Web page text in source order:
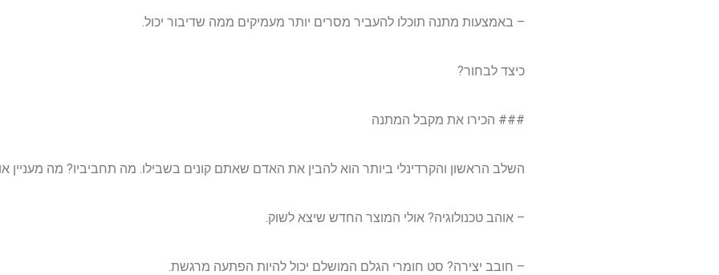
– באמצעות מתנה תוכלו להעביר מסרים יותר מעמיקים ממה שדיבור יכול.
כיצד לבחור?
### הכירו את מקבל המתנה
השלב הראשון והקרדינלי ביותר הוא להבין את האדם שאתם קונים בשבילו. מה תחביביו? מה מעניין
– אוהב טכנולוגיה? אולי המוצר החדש שיצא לשוק.
– חובב יצירה? סט חומרי הגלם המושלם יכול להיות הפתעה מרגשת.